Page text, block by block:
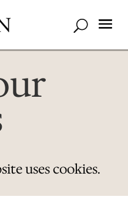
uses cookies.